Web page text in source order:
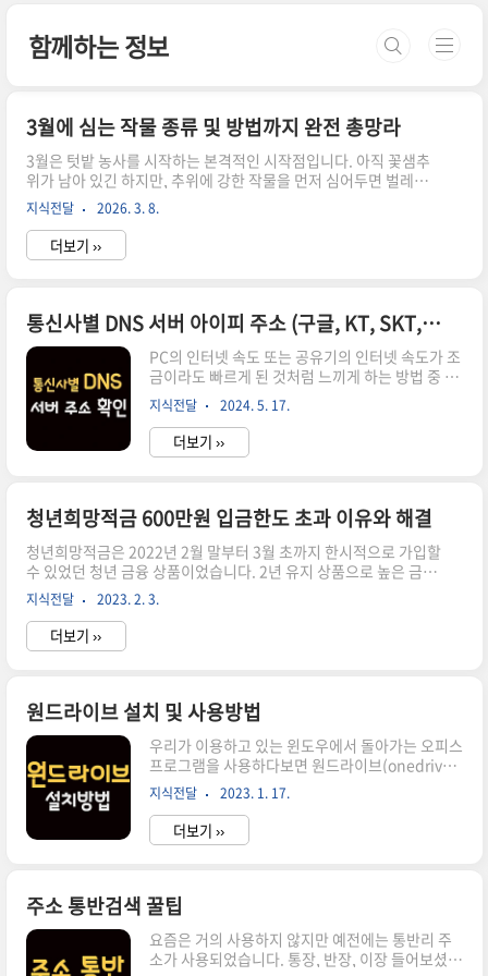
함께하는 정보
3월에 심는 작물 종류 및 방법까지 완전 총망라
3월은 텃밭 농사를 시작하는 본격적인 시작점입니다. 아직 꽃샘추
위가 남아 있긴 하지만, 추위에 강한 작물을 먼저 심어두면 벌레와
잡초 걱정 없이 초반을 유리하게 가져갈 수 있습니다. 이번 글에서
는 3월에 심기 좋은 텃밭 작물 10가지를 정리해 보았습니다.📌 3월
텃밭, 이것만 기억하세요3월은 기온이 아직 낮기 때문에 호냉성(서
늘한 기후를 좋아하는) 작물 위주로 시작하는 것이 좋습니다. 한파
상추3월 초~파종 후 40~50일⭐ 쉬움시금치3월 초~파종 후 30~40
일⭐ 쉬움감자3월 중순~하순6월 중하순⭐⭐ 보통완두콩3월 중순~4
월 상순5~6월⭐⭐ 보통대파3월 초~2~3개월 후⭐..
지식전달 2026. 3. 8.
더보기 ››
통신사별 DNS 서버 아이피 주소 (구글, KT, SKT, 유플러스)
PC의 인터넷 속도 또는 공유기의 인터넷 속도가 조
금이라도 빠르게 된 것처럼 느끼게 하는 방법 중 하
나는 인터넷을 할 때 중요한 것 중 하나인 DNS 서
버를 직접 지정해 주는 것입니다.통신사별 DNS 서
버 아이피 주소우리나라에서는 KT의 서버가 가장
빠르다고 알려져 있죠. DNS 서버라는 것은 우리가
집니다. 우리가 숫자를 다 기억하지 못하니까 저 주
소를 입력하면 실제 서버의 숫자로 된 주소는 이것
입니다라고 대응을 해 주는 서비스가 바로 DNS 서
버입니다.그럼 각 통신사별 DNS 서버 주소는 어떻
게 되는지 아래 참조해서 세팅하시기 바랍니다.구
글 DNS 서버기본 DNS 서버 : 8.8.8.8보조 DNS ..
지식전달 2024. 5. 17.
더보기 ››
청년희망적금 600만원 입금한도 초과 이유와 해결
청년희망적금은 2022년 2월 말부터 3월 초까지 한시적으로 가입할
수 있었던 청년 금융 상품이었습니다. 2년 유지 상품으로 높은 금리
(5%)와 더불어 은행별 추가 우대금리, 그리고 정부에서 지원해 주
는 장려금까지 감안하면 연이율 10%에 가까운 이자를 받을 수 있어
서 인기가 정말 많았습니다. 이제 1년차가 되어 가면서 청년희망적
금 입금한도 초과 문제가 뜨는 분들이 있는데, 그 이유와 해결 방법
는 상품입니다. 그런데 다들 월한도에만 집중을 해서 년한도를 생각
하지 못하는 것 같습니다. 월 한도는 50만원이고 1년 한도는 600만
원입니다. 그 금액을 최대로 설정한 상태에서 정부 ..
지식전달 2023. 2. 3.
더보기 ››
원드라이브 설치 및 사용방법
우리가 이용하고 있는 윈도우에서 돌아가는 오피스
프로그램을 사용하다보면 원드라이브(onedrive)
라는 것을 볼 수 있습니다. 마이크로소프트사에서
운영하는 클라우드 솔루션인데, 윈도우를 개발한
곳에서 만든 클라우드라 다른 서비스보다 훨씬 더
하드 디스크를 사용하는 것과 비슷한 서비스여서
을 따라서 설치하기만 하면 됩니다. 설치가 완료되
면 윈도우 탐색기에서 일반 폴더를 사용하는 것과
완전히 똑같이 사용할 수 있습니다. 이것이 클라우
드 서비스이기 때문에 하나의 피씨에서만 이용하는
지식전달 2023. 1. 17.
더보기 ››
주소 통반검색 꿀팁
요즘은 거의 사용하지 않지만 예전에는 통반리 주
소가 사용되었습니다. 통장, 반장, 이장 들어보셨